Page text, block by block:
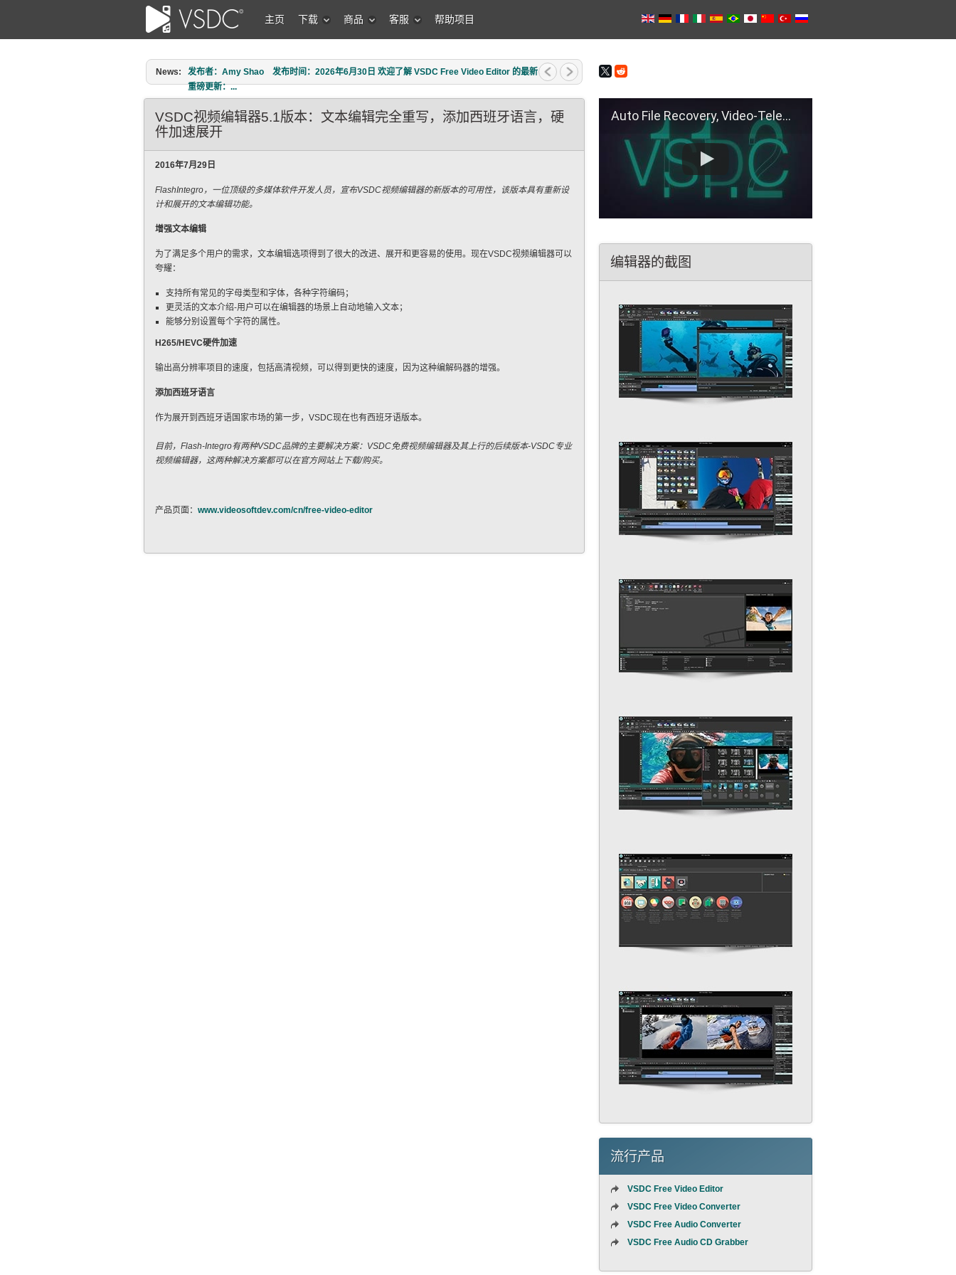
主页 下载 商品 客服 帮助项目
News:
发布者：Amy Shao 发布时间：2026年6月30日 欢迎了解 VSDC Free Video Editor 的最新
重磅更新：...
VSDC视频编辑器5.1版本：文本编辑完全重写，添加西班牙语言，硬
件加速展开
2016年7月29日
FlashIntegro，一位顶级的多媒体软件开发人员，宣布VSDC视频编辑器的新版本的可用性，该版本具有重新设
计和展开的文本编辑功能。
增强文本编辑
为了满足多个用户的需求，文本编辑选项得到了很大的改进、展开和更容易的使用。现在VSDC视频编辑器可以
夸耀：
支持所有常见的字母类型和字体，各种字符编码；
更灵活的文本介绍-用户可以在编辑器的场景上自动地输入文本；
能够分别设置每个字符的属性。
H265/HEVC硬件加速
输出高分辨率项目的速度，包括高清视频，可以得到更快的速度，因为这种编解码器的增强。
添加西班牙语言
作为展开到西班牙语国家市场的第一步，VSDC现在也有西班牙语版本。
目前，Flash-Integro有两种VSDC品牌的主要解决方案：VSDC免费视频编辑器及其上行的后续版本-VSDC专业
视频编辑器，这两种解决方案都可以在官方网站上下载/购买。
产品页面： www.videosoftdev.com/cn/free-video-editor
Auto File Recovery, Video-Telemetry Sync, H.266 (VVC)
编辑器的截图
流行产品
VSDC Free Video Editor
VSDC Free Video Converter
VSDC Free Audio Converter
VSDC Free Audio CD Grabber